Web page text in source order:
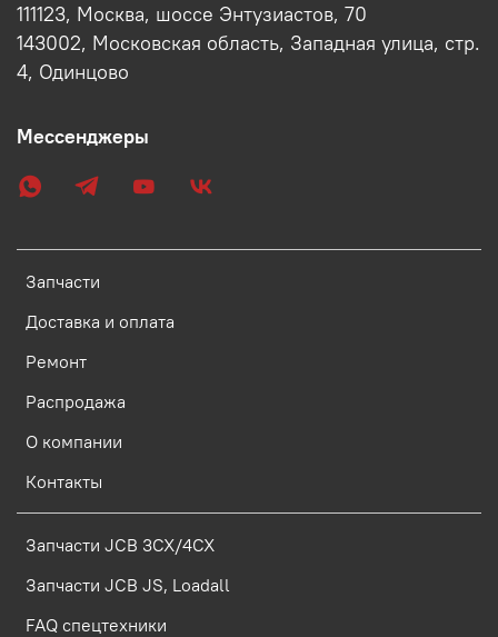
Запчасти
Доставка и оплата
Ремонт
Распродажа
О компании
Контакты
Запчасти JCB 3CX/4CX
Запчасти JCB JS, Loadall
FAQ спецтехники
111123, Москва, шоссе Энтузиастов, 70
143002, Московская область, Западная улица, стр.
4, Одинцово
Мессенджеры